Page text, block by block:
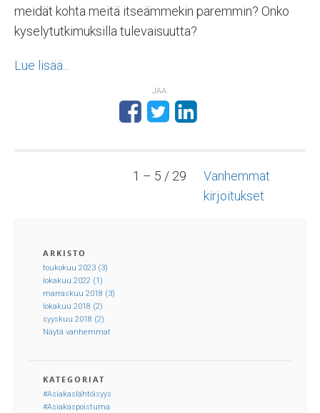
meidät kohta meitä itseämmekin paremmin? Onko
kyselytutkimuksilla tulevaisuutta?
Lue lisää...
JAA:
1 – 5 / 29
Vanhemmat
kirjoitukset
ARKISTO
toukokuu 2023 (3)
lokakuu 2022 (1)
marraskuu 2018 (3)
lokakuu 2018 (2)
syyskuu 2018 (2)
Näytä vanhemmat
KATEGORIAT
#Asiakaslähtöisyys
#Asiakaspoistuma